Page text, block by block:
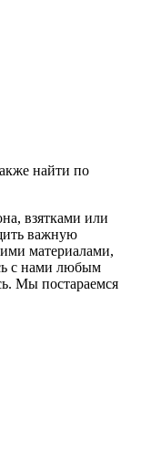
найти по
взятками или
важную
материалами,
с нами любым
Мы постараемся